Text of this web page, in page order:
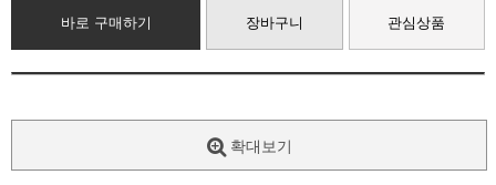
바로 구매하기 장바구니 관심상품
확대보기